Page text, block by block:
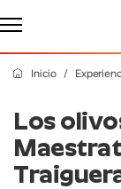
Inicio
Los